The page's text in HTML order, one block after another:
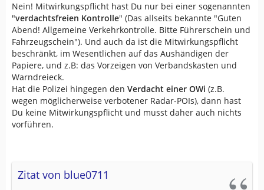
Nein! Mitwirkungspflicht hast Du nur bei einer sogenannten
"verdachtsfreien Kontrolle" (Das allseits bekannte "Guten
Abend! Allgemeine Verkehrkontrolle. Bitte Führerschein und
Fahrzeugschein"). Und auch da ist die Mitwirkungspflicht
beschränkt, im Wesentlichen auf das Aushändigen der
Papiere, und z.B: das Vorzeigen von Verbandskasten und
Warndreieck.
Hat die Polizei hingegen den Verdacht einer OWi (z.B.
wegen möglicherweise verbotener Radar-POIs), dann hast
Du keine Mitwirkungspflicht und musst daher auch nichts
vorführen.
Zitat von blue0711